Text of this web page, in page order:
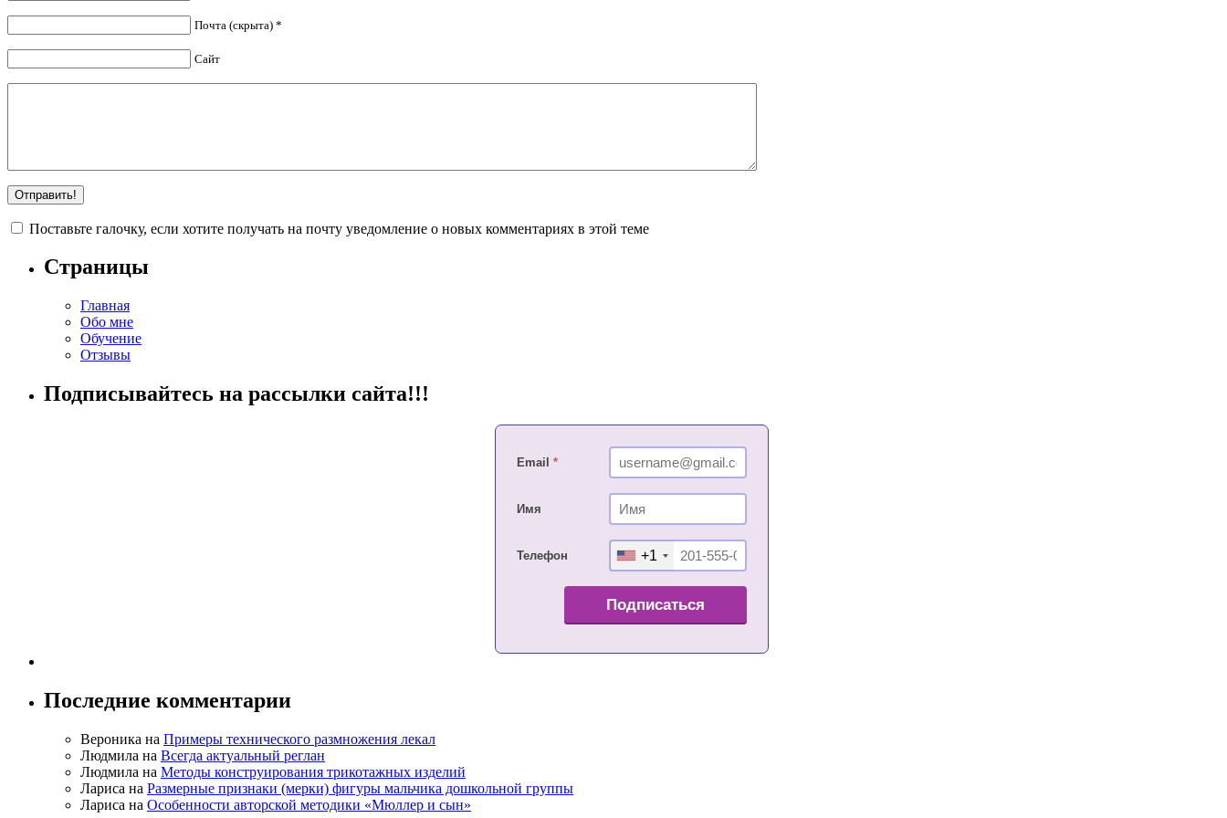
Почта (скрыта) *
Сайт
Поставьте галочку, если хотите получать на почту уведомление о новых комментариях в этой теме
Страницы
Главная
Обо мне
Обучение
Отзывы
Подписывайтесь на рассылки сайта!!!
Email *
Имя
Телефон +1
Подписаться
Последние комментарии
Вероника на Примеры технического размножения лекал
Людмила на Всегда актуальный реглан
Людмила на Методы конструирования трикотажных изделий
Лариса на Размерные признаки (мерки) фигуры мальчика дошкольной группы
Лариса на Особенности авторской методики «Мюллер и сын»